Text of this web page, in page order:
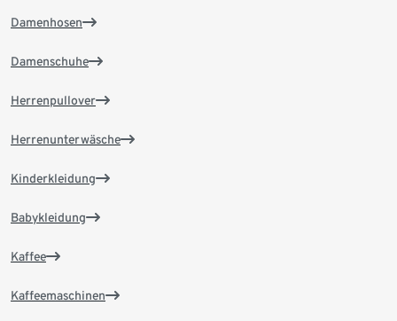
Damenhosen
Damenschuhe
Herrenpullover
Herrenunterwäsche
Kinderkleidung
Babykleidung
Kaffee
Kaffeemaschinen